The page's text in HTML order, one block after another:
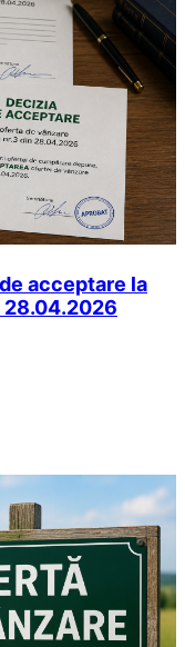
acceptare la
28.04.2026